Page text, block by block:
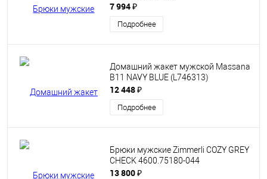
7 994 ₽
Подробнее
Домашний жакет мужской Massana
B11 NAVY BLUE (L746313)
12 448 ₽
Подробнее
Брюки мужские Zimmerli COZY GREY
CHECK 4600.75180-044
13 800 ₽